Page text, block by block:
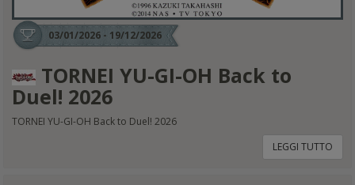
03/01/2026 - 19/12/2026
TORNEI YU-GI-OH Back to
Duel! 2026
TORNEI YU-GI-OH Back to Duel! 2026
LEGGI TUTTO